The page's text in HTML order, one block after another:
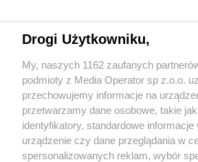
2 / 0
Wydawca mediów lokalnych
Drogi Użytkowniku,
My, naszych 1162 zaufanych
podmioty z Media Operator sp z.o.o.
przechowujemy informacje na
przetwarzamy dane osobowe, takie
identyfikatory, standardowe informacje
urządzenie czy dane przeglądania w
spersonalizowanych reklam, wybór